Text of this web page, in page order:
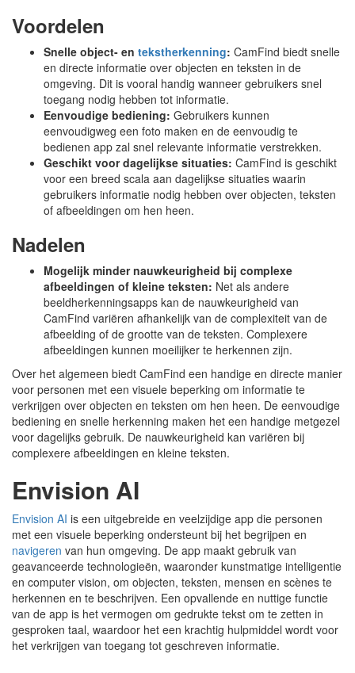
Voordelen
Snelle object- en tekstherkenning: CamFind biedt snelle
en directe informatie over objecten en teksten in de
omgeving. Dit is vooral handig wanneer gebruikers snel
toegang nodig hebben tot informatie.
Eenvoudige bediening: Gebruikers kunnen
eenvoudigweg een foto maken en de eenvoudig te
bedienen app zal snel relevante informatie verstrekken.
Geschikt voor dagelijkse situaties: CamFind is geschikt
voor een breed scala aan dagelijkse situaties waarin
gebruikers informatie nodig hebben over objecten, teksten
of afbeeldingen om hen heen.
Nadelen
Mogelijk minder nauwkeurigheid bij complexe
afbeeldingen of kleine teksten: Net als andere
beeldherkenningsapps kan de nauwkeurigheid van
CamFind variëren afhankelijk van de complexiteit van de
afbeelding of de grootte van de teksten. Complexere
afbeeldingen kunnen moeilijker te herkennen zijn.
Over het algemeen biedt CamFind een handige en directe manier
voor personen met een visuele beperking om informatie te
verkrijgen over objecten en teksten om hen heen. De eenvoudige
bediening en snelle herkenning maken het een handige metgezel
voor dagelijks gebruik. De nauwkeurigheid kan variëren bij
complexere afbeeldingen en kleine teksten.
Envision AI
Envision AI is een uitgebreide en veelzijdige app die personen
met een visuele beperking ondersteunt bij het begrijpen en
navigeren van hun omgeving. De app maakt gebruik van
geavanceerde technologieën, waaronder kunstmatige intelligentie
en computer vision, om objecten, teksten, mensen en scènes te
herkennen en te beschrijven. Een opvallende en nuttige functie
van de app is het vermogen om gedrukte tekst om te zetten in
gesproken taal, waardoor het een krachtig hulpmiddel wordt voor
het verkrijgen van toegang tot geschreven informatie.